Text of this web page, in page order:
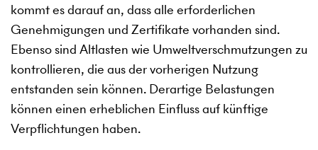
kommt es darauf an, dass alle erforderlichen
Genehmigungen und Zertifikate vorhanden sind.
Ebenso sind Altlasten wie Umweltverschmutzungen zu
kontrollieren, die aus der vorherigen Nutzung
entstanden sein können. Derartige Belastungen
können einen erheblichen Einfluss auf künftige
Verpflichtungen haben.